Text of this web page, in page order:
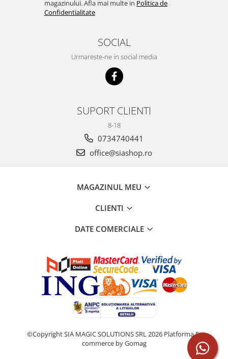
magazinului. Afla mai multe in Politica de
Confidentialitate
SOCIAL
Urmareste-ne in social media
SUPORT CLIENTI
8-18
0734740441
office@siashop.ro
MAGAZINUL MEU
CLIENTI
DATE COMERCIALE
©Copyright SIA MAGIC SOLUTIONS SRL 2026 Platforma E-
commerce by Gomag